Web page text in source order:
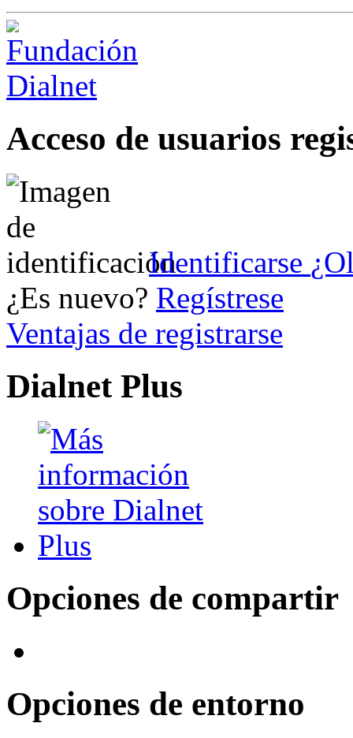
Acceso de usuarios
Identificarse
¿Es nuevo? Regístrese
Ventajas de registrarse
Dialnet Plus
Opciones de compartir
Opciones de entorno